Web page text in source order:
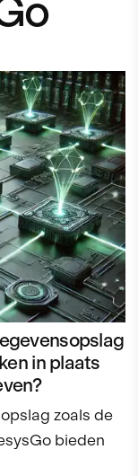
in plaats
zoals de
bieden